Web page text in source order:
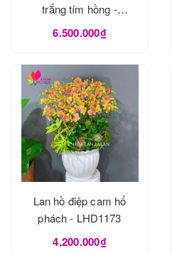
trắng tím hồng -
LHD1175
6.500.000₫
Lan hồ điệp cam hổ
phách - LHD1173
4.200.000₫